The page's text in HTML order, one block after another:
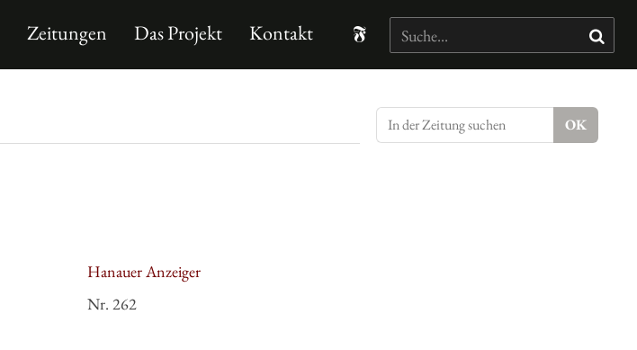
Zeitungen Das Projekt Kontakt
Hanauer Anzeiger
Nr. 262